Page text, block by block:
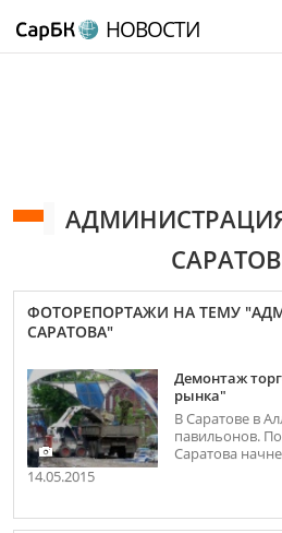
НОВОСТИ
ФОТОРЕПОРТАЖИ НА ТЕМУ
САРАТОВА"
Демонтаж
рынка"
В Саратове в
павильонов.
Саратова
14.05.2015